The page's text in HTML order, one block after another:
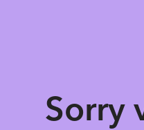
Sorry